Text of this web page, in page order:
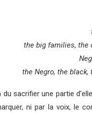
the big families, the
the Negro, the
sacrifier une partie
ni par la voix, le